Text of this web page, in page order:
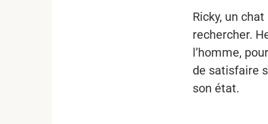
Ricky, un
rechercher.
l’homme,
de satisfaire
son état.